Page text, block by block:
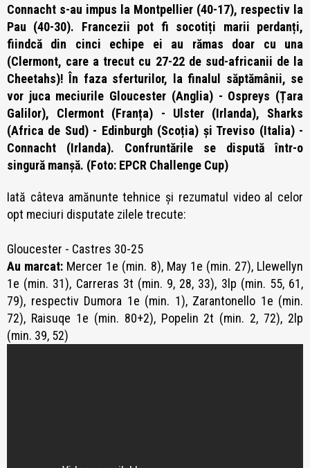
Connacht s-au impus la Montpellier (40-17), respectiv la
Pau (40-30). Francezii pot fi socotiți marii perdanți,
fiindcă din cinci echipe ei au rămas doar cu una
(Clermont, care a trecut cu 27-22 de sud-africanii de la
Cheetahs)! În faza sferturilor, la finalul săptămânii, se
vor juca meciurile Gloucester (Anglia) - Ospreys (Țara
Galilor), Clermont (Franța) - Ulster (Irlanda), Sharks
(Africa de Sud) - Edinburgh (Scoția) și Treviso (Italia) -
Connacht (Irlanda). Confruntările se dispută într-o
singură manșă. (Foto: EPCR Challenge Cup)
Iată câteva amănunte tehnice și rezumatul video al celor
opt meciuri disputate zilele trecute:
Gloucester - Castres 30-25
Au marcat: Mercer 1e (min. 8), May 1e (min. 27), Llewellyn
1e (min. 31), Carreras 3t (min. 9, 28, 33), 3lp (min. 55, 61,
79), respectiv Dumora 1e (min. 1), Zarantonello 1e (min.
72), Raisuqe 1e (min. 80+2), Popelin 2t (min. 2, 72), 2lp
(min. 39, 52)